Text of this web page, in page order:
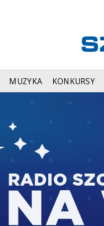
MUZYKA KONKURSY